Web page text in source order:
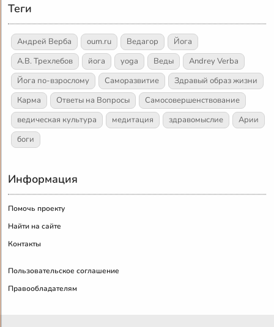
Теги
Андрей Верба oum.ru Ведагор
Йога
А.В. Трехлебов
йога yoga Веды
Andrey Verba
Йога по-взрослому
Саморазвитие
Здравый образ жизни
Карма
Ответы на Вопросы
Самосовершенствование
ведическая культура
медитация здравомыслие
Арии
боги
Информация
Помочь проекту
Найти на сайте
Контакты
Пользовательское соглашение
Правообладателям